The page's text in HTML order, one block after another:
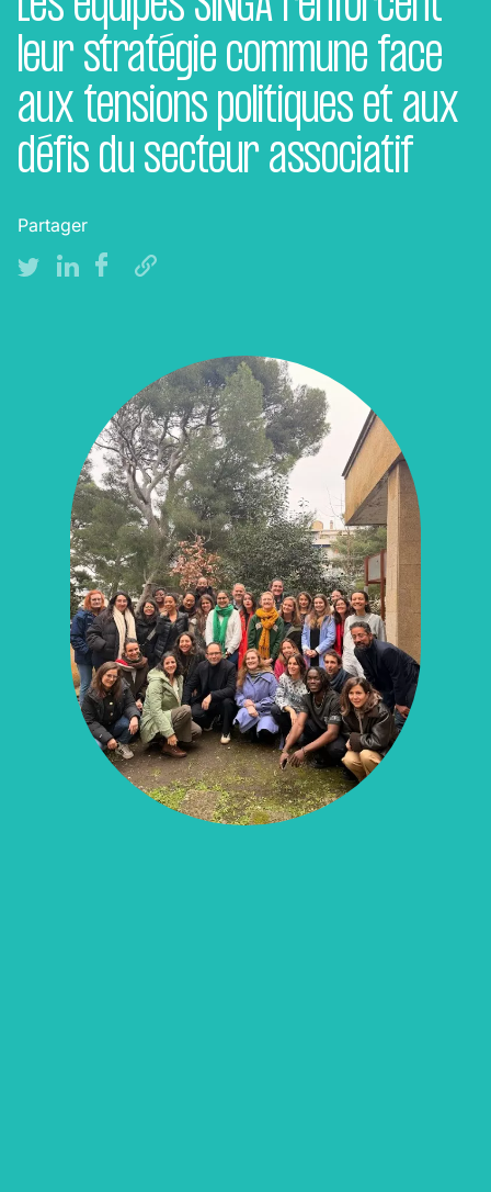
leur stratégie commune face
aux tensions politiques et aux
défis du secteur associatif
Partager